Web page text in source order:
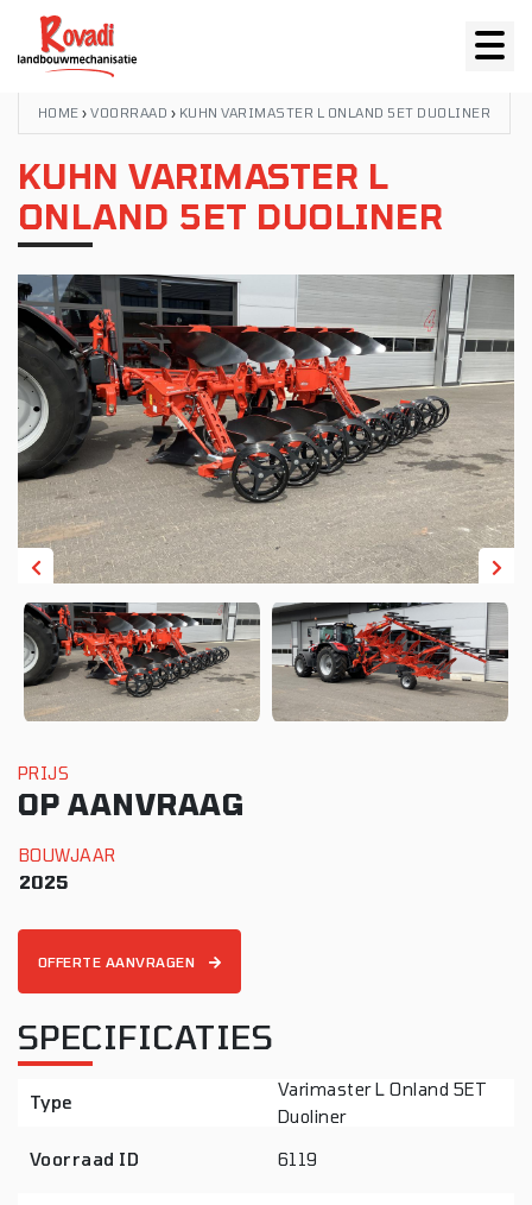
HOME ›VOORRAAD › KUHN VARIMASTER L ONLAND 5ET DUOLINER
KUHN VARIMASTER L
ONLAND 5ET DUOLINER
PRIJS
OP AANVRAAG
BOUWJAAR
2025
OFFERTE AANVRAGEN
SPECIFICATIES
Type
Varimaster L Onland 5ET
Duoliner
Voorraad ID 6119